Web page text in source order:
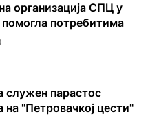
организација СПЦ у
помогла потребитима
служен парастос
на "Петровачкој цести"